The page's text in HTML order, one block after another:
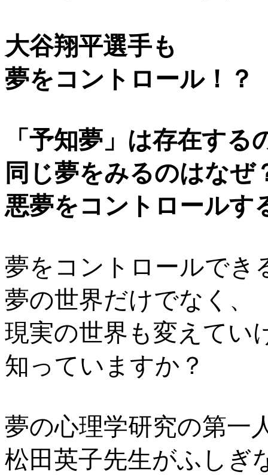
大谷翔平選手も
夢をコントロール！？
「予知夢」は存在する
同じ夢をみるのはなぜ
悪夢をコントロールす
夢をコントロールでき
夢の世界だけでなく、
現実の世界も変えてい
知っていますか？
夢の心理学研究の第一
松田英子先生がふしぎ